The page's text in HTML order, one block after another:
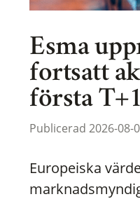
Esma
fortsatt
första
Publicerad 2026-08-
Europeiska